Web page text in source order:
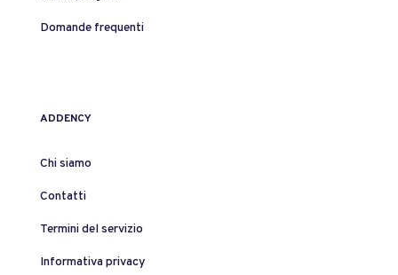
Domande frequenti
ADDENCY
Chi siamo
Contatti
Termini del servizio
Informativa privacy